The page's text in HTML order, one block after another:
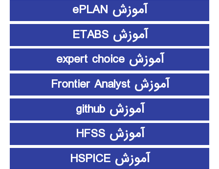
آموزش ePLAN
آموزش ETABS
آموزش expert choice
آموزش Frontier Analyst
آموزش github
آموزش HFSS
آموزش HSPICE